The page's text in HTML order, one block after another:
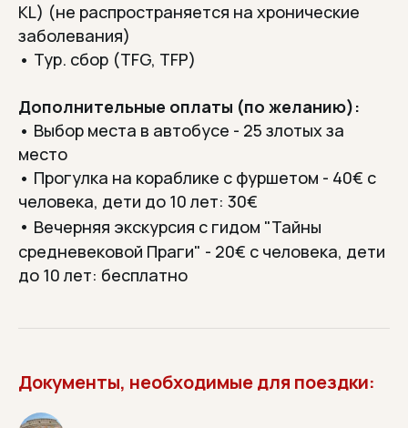
KL) (не распространяется на хронические
заболевания)
• Тур. сбор (TFG, TFP)
Дополнительные оплаты (по желанию):
• Выбор места в автобусе - 25 злотых за
место
• Прогулка на кораблике с фуршетом - 40€ с
человека, дети до 10 лет: 30€
• Вечерняя экскурсия с гидом "Тайны
средневековой Праги" - 20€ с человека, дети
до 10 лет: бесплатно
Документы, необходимые для поездки:
Что говорят те, кто
уже съездил?
Отзывы туристов